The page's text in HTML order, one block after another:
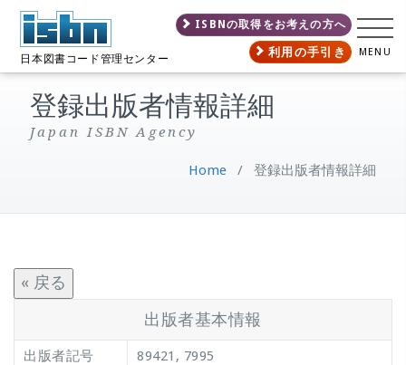
日本図書コード管理センター MENU
ISBNの取得をお考えの方へ
利用の手引き
登録出版者情報詳細
Japan ISBN Agency
Home / 登録出版者情報詳細
« 戻る
出版者基本情報
出版者記号
89421, 7995